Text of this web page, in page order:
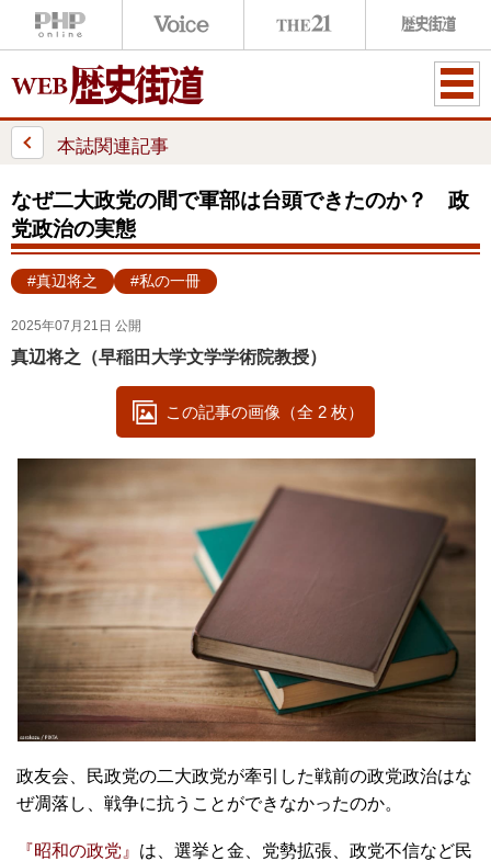
ME
本誌関連記事
なぜ二大政党の間で軍部は台頭できたのか？ 政
党政治の実態
#真辺将之 #私の一冊
2025年07月21日 公開
真辺将之（早稲田大学文学学術院教授）
この記事の画像（全 2 枚）
政友会、民政党の二大政党が牽引した戦前の政党政治はな
ぜ凋落し、戦争に抗うことができなかったのか。
『昭和の政党』 は、選挙と金、党勢拡張、政党不信など民